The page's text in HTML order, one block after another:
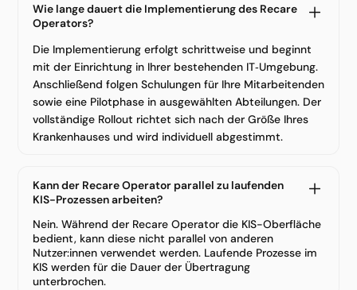
Wie lange dauert die Implementierung des Recare
Operators?
Die Implementierung erfolgt schrittweise und beginnt
mit der Einrichtung in Ihrer bestehenden IT‑Umgebung.
Anschließend folgen Schulungen für Ihre Mitarbeitenden
sowie eine Pilotphase in ausgewählten Abteilungen. Der
vollständige Rollout richtet sich nach der Größe Ihres
Krankenhauses und wird individuell abgestimmt.
Kann der Recare Operator parallel zu laufenden
KIS-Prozessen arbeiten?
Nein. Während der Recare Operator die KIS-Oberfläche
bedient, kann diese nicht parallel von anderen
Nutzer:innen verwendet werden. Laufende Prozesse im
KIS werden für die Dauer der Übertragung
unterbrochen.